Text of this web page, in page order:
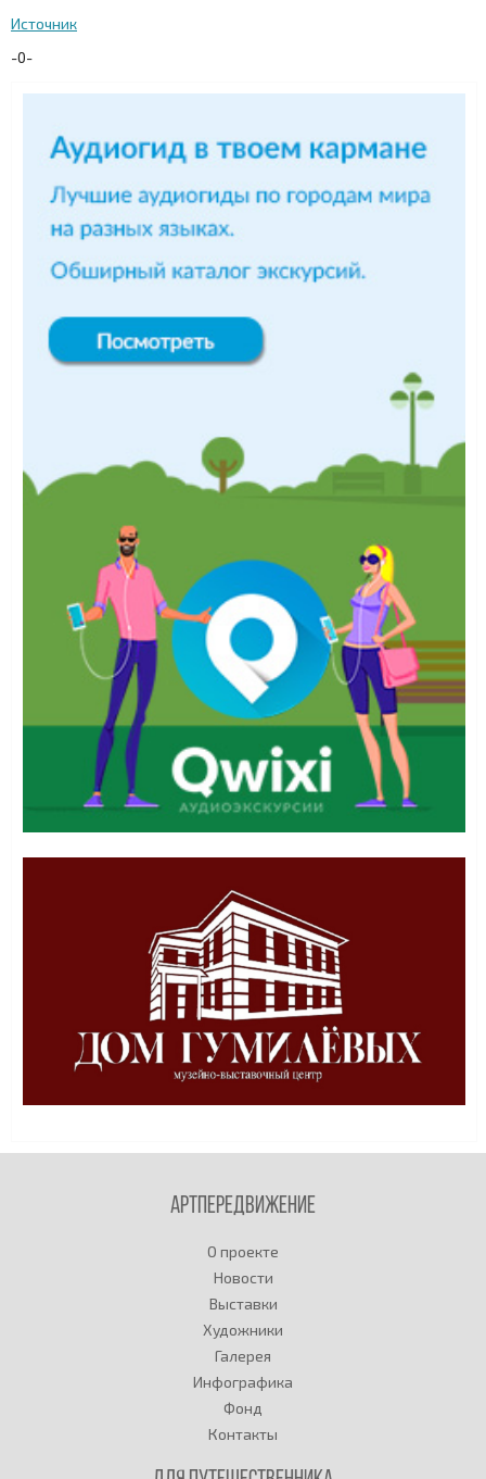
Источник
-0-
Артпередвижение
О проекте
Новости
Выставки
Художники
Галерея
Инфографика
Фонд
Контакты